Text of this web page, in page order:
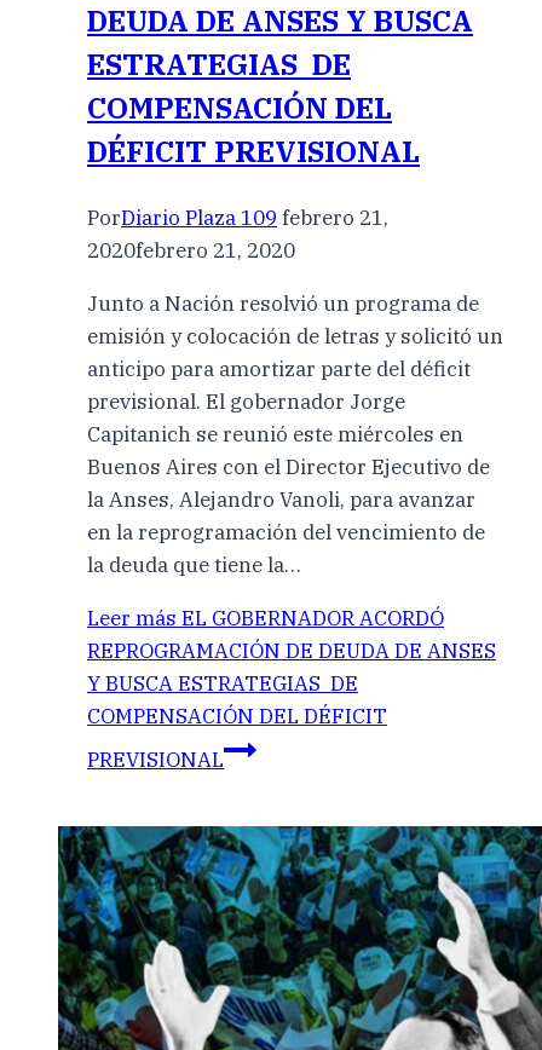
DEUDA DE ANSES Y BUSCA
ESTRATEGIAS DE
COMPENSACIÓN DEL
DÉFICIT PREVISIONAL
PorDiario Plaza 109 febrero 21,
2020febrero 21, 2020
Junto a Nación resolvió un programa de
emisión y colocación de letras y solicitó un
anticipo para amortizar parte del déficit
previsional. El gobernador Jorge
Capitanich se reunió este miércoles en
Buenos Aires con el Director Ejecutivo de
la Anses, Alejandro Vanoli, para avanzar
en la reprogramación del vencimiento de
la deuda que tiene la…
Leer más EL GOBERNADOR ACORDÓ
REPROGRAMACIÓN DE DEUDA DE ANSES
Y BUSCA ESTRATEGIAS DE
COMPENSACIÓN DEL DÉFICIT
PREVISIONAL